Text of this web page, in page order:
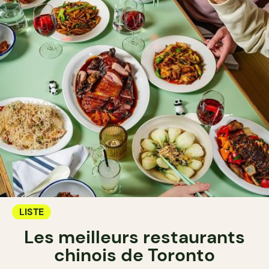
LISTE
Les meilleurs restaurants
chinois de Toronto